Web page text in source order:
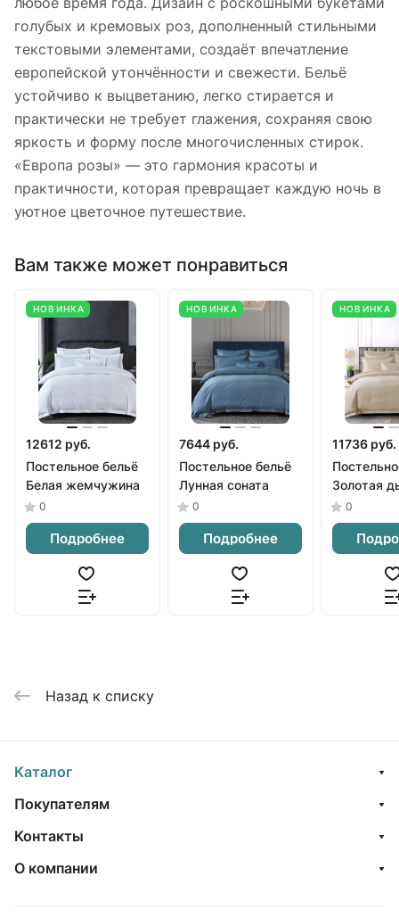
голубых и кремовых роз, дополненный стильными
текстовыми элементами, создаёт впечатление
европейской утончённости и свежести. Бельё
устойчиво к выцветанию, легко стирается и
практически не требует глажения, сохраняя свою
яркость и форму после многочисленных стирок.
«Европа розы» — это гармония красоты и
практичности, которая превращает каждую ночь в
уютное цветочное путешествие.
Вам также может понравиться
НОВИНКА
12612 руб.
Постельное бельё
Белая жемчужина
0
Подробнее
НОВИНКА
7644 руб.
Постельное бельё
Лунная соната
0
Подробнее
НОВИНКА
11736 руб.
Золотая
0
Назад к списку
Каталог
Покупателям
Контакты
О компании